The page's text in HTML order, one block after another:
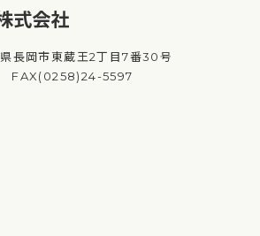
岡市東蔵王2丁目7番30号
FAX(0258)24-5597